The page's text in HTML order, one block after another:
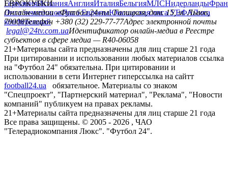
ГерманияИспанияАнглияИталияБельгияМЛСНидерланды
ЕВРОКУБКИ
Лига чемпионовЛига ЕвропыЮношеская лига УЕФАЛига
конференций
Онлайн-медиа «Футбол 24»пл. Галицкая, дом. 15, м. Львов,
79008Телефон +380 (32) 229-77-77Адрес электронной почты
legal@24tv.com.uaИдентификатор онлайн-медиа в Реестре
субъектов в сфере медиа — R40-06058
21+Материалы сайта предназначены для лиц старше 21 года
При цитировании и использовании любых материалов ссылка
на "Футбол 24" обязательна. При цитировании и
использовании в сети Интернет гиперссылка на сайтт
football24.ua
обязательное. Материалы со знаком
"Спецпроект", "Партнерский материал", "Реклама", "Новости
компаний" публикуем на правах рекламы.
21+Материалы сайта предназначены для лиц старше 21 года
Все права защищены. © 2005 - 2026 , ЧАО
"Телерадиокомпания Люкс". "Футбол 24".